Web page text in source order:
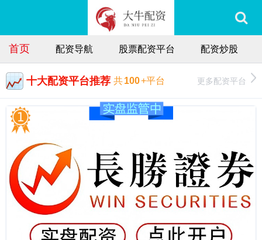
首页 配资导航 股票配资平台 配资炒股
十大配资平台推荐 共100+平台 更多配资平台